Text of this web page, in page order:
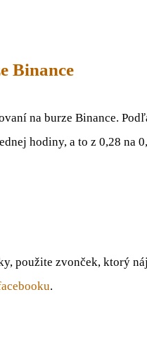
Binance
na burze Binance.
hodiny, a to z 0,28 na
použite zvonček, ktorý
.